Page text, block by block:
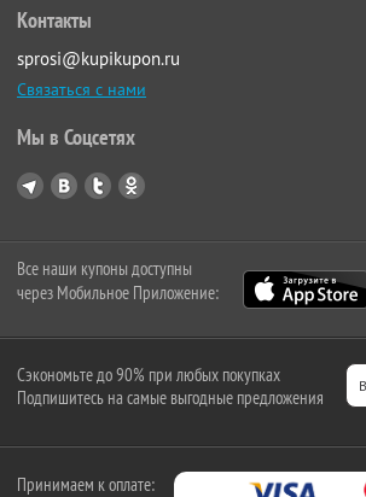
Контакты
sprosi@kupikupon.ru
Связаться с нами
Мы в Соцсетях
Все наши купоны доступны
через Мобильное Приложение:
Сэкономьте до 90% при любых покупках
Подпишитесь на самые выгодные предложения
Принимаем к оплате: